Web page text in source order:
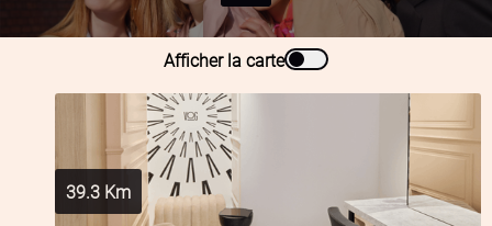
Afficher la carte
39.3 Km